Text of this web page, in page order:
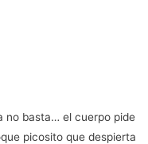
no basta… el cuerpo pide
picosito que despierta